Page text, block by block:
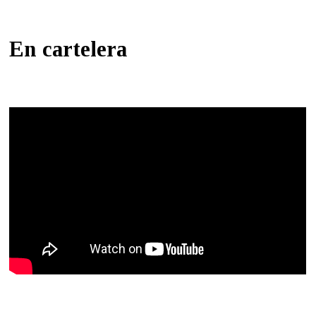
En cartelera